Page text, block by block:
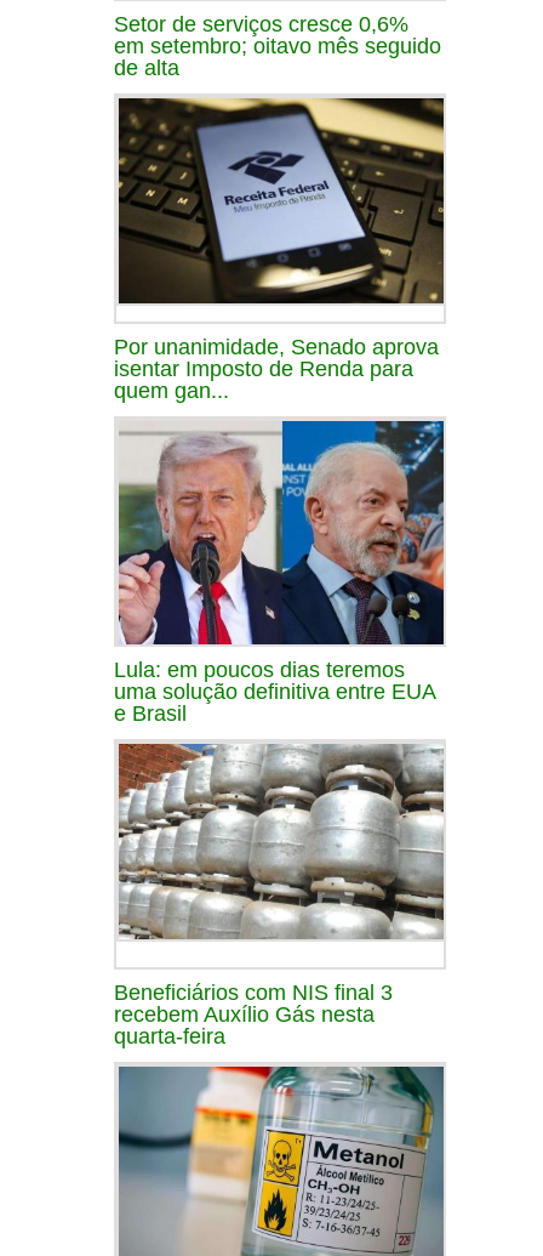
Setor de serviços cresce 0,6%
em setembro; oitavo mês seguido
de alta
Por unanimidade, Senado aprova
isentar Imposto de Renda para
quem gan...
Lula: em poucos dias teremos
uma solução definitiva entre EUA
e Brasil
Beneficiários com NIS final 3
recebem Auxílio Gás nesta
quarta-feira